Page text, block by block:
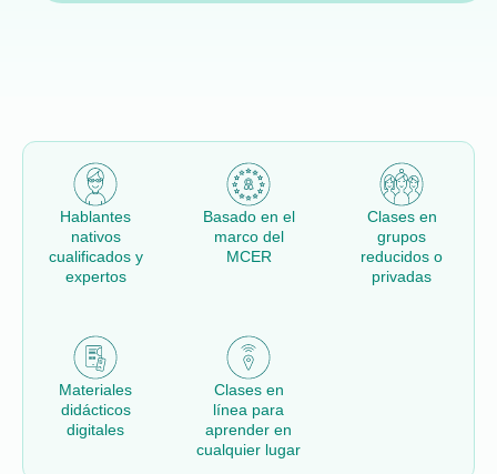
Hablantes
nativos
cualificados y
expertos
Basado en el
marco del
MCER
Clases en
grupos
reducidos o
privadas
Materiales
didácticos
digitales
Clases en
línea para
aprender en
cualquier lugar